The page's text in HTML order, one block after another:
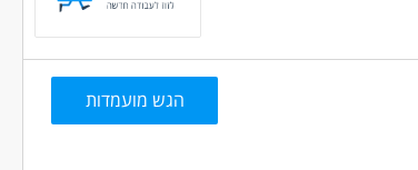
הגש מועמדות